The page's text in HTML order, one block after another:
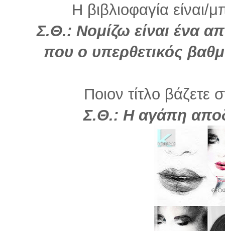
Η βιβλιοφαγία είναι/
Σ.Θ.: Νομίζω είναι ένα
που ο υπερθετικός
Ποιον τίτλο βάζετε
Σ.Θ.: Η αγάπη